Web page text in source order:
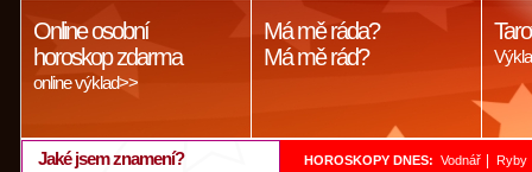
Online osobní
horoskop zdarma
online výklad>>
Má mě ráda?
Má mě rád?
Jaké jsem znamení? HOROSKOPY DNES: Vodnář Ryby